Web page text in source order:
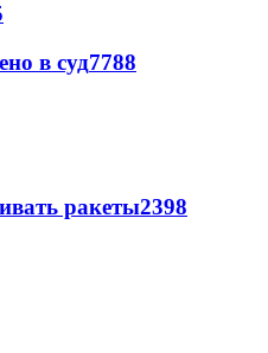
в суд7788
ракеты2398